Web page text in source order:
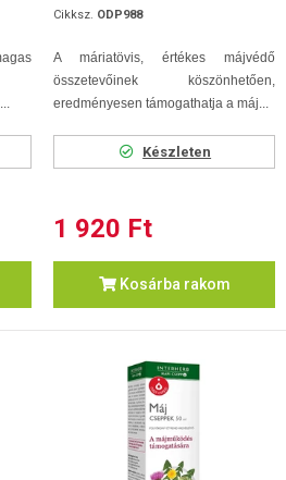
Cikksz. ODP988
A máriatövis, értékes májvédő
összetevőinek köszönhetően,
eredményesen támogathatja a máj...
Készleten
1 920 Ft
Kosárba rakom